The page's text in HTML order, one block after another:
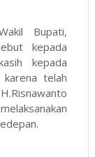
Bupati,
kepada
kepada
telah